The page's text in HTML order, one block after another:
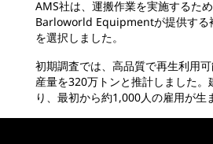
AMS社は、運搬作業を実施するた
Barloworld Equipmentが提供する
を選択しました。
初期調査では、高品質で再生利用
産量を320万トンと推計しました。
り、最初から約1,000人の雇用が生